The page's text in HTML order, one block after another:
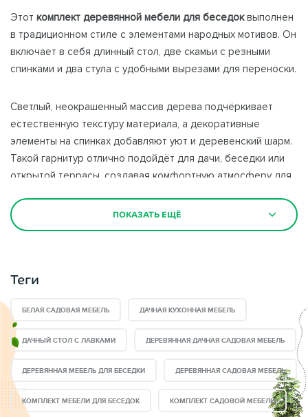
Этот комплект деревянной мебели для беседоквыполнен
в традиционном стиле с элементами народных мотивов. Он
включает в себя длинный стол, две скамьи с резными
спинками и два стула с удобными вырезами для переноски.
Светлый, неокрашенный массив дерева подчёркивает
естественную текстуру материала, а декоративные
элементы на спинках добавляют уют и деревенский шарм.
Такой гарнитур отлично подойдёт для дачи, беседки или
открытой террасы, создавая комфортную атмосферу для
Садовая мебель— важная деталь при благоустройстве
много других бытовых функций. Вы сможете любоваться
пикники за столом.
Преимущество садовой мебели
ВБеседки.Ру:
— Оригинальный стиль и дизайн;
ПОКАЗАТЬ ЕЩЁ
Теги
БЕЛАЯ САДОВАЯ МЕБЕЛЬ ДАЧНАЯ КУХОННАЯ МЕБЕЛЬ
ДАЧНЫЙ СТОЛ С ЛАВКАМИ ДЕРЕВЯННАЯ ДАЧНАЯ САДОВАЯ МЕБЕЛЬ
ДЕРЕВЯННАЯ МЕБЕЛЬ ДЛЯ БЕСЕДКИ ДЕРЕВЯННАЯ САДОВАЯ МЕБЕЛЬ
КОМПЛЕКТ МЕБЕЛИ ДЛЯ БЕСЕДОК КОМПЛЕКТ САДОВОЙ МЕБЕЛИ